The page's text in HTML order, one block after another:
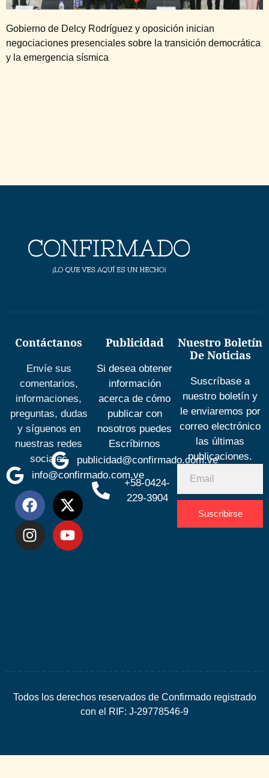
Gobierno de Delcy Rodríguez y oposición inician
negociaciones presenciales sobre la transición democrática
y la emergencia sísmica
Contáctanos
Envíe sus
comentarios,
informaciones,
preguntas, dudas
y síguenos en
nuestras redes
sociales
info@confirmado.com.ve
Publicidad
Si desea obtener
información
acerca de cómo
publicar con
nosotros puedes
Escríbirnos
publicidad@confirmado.com.ve
+58-0424-
229-3904
Nuestro Boletín
De Noticias
Suscríbase a
nuestro boletín y
le enviaremos por
correo electrónico
las últimas
publicaciones.
Suscribirse
Todos los derechos reservados de Confirmado registrado
con el RIF: J-29778546-9